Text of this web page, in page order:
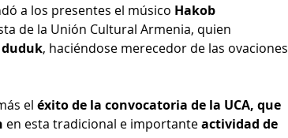
a los presentes el músico Hakob
de la Unión Cultural Armenia, quien
, haciéndose merecedor de las ovaciones
el éxito de la convocatoria de la UCA, que
en esta tradicional e importante actividad de